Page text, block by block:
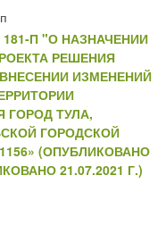
П "О НАЗНАЧЕНИИ
РЕШЕНИЯ
ИЗМЕНЕНИЙ
ГОРОД ТУЛА,
ГОРОДСКОЙ
(ОПУБЛИКОВАНО
21.07.2021 Г.)